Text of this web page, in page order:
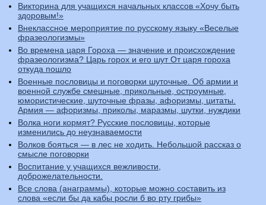
Викторина для учащихся начальных классов «Хочу быть
здоровым!»
Внеклассное мероприятие по русскому языку «Веселые
фразеологизмы»
Во времена царя Гороха — значение и происхождение
фразеологизма? Царь горох и его шут От царя гороха
откуда пошло
Военные пословицы и поговорки шуточные. Об армии и
военной службе смешные, прикольные, остроумные,
юмористические, шуточные фразы, афоризмы, цитаты.
Армия — афоризмы, приколы, маразмы, шутки, нуждики
Волка ноги кормят? Русские пословицы, которые
изменились до неузнаваемости
Волков бояться — в лес не ходить. Небольшой рассказ о
смысле поговорки
Воспитание у учащихся вежливости,
доброжелательности.
Все слова (анаграммы), которые можно составить из
слова «если бы да кабы росли б во рту грибы»